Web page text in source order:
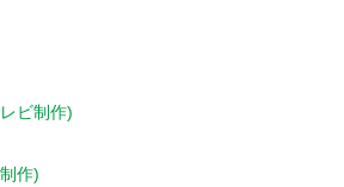
ビ制作)
作)